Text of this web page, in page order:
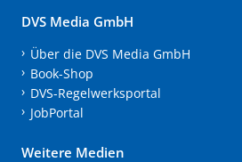
DVS Media GmbH
Über die DVS Media GmbH
Book-Shop
DVS-Regelwerksportal
JobPortal
Weitere Medien